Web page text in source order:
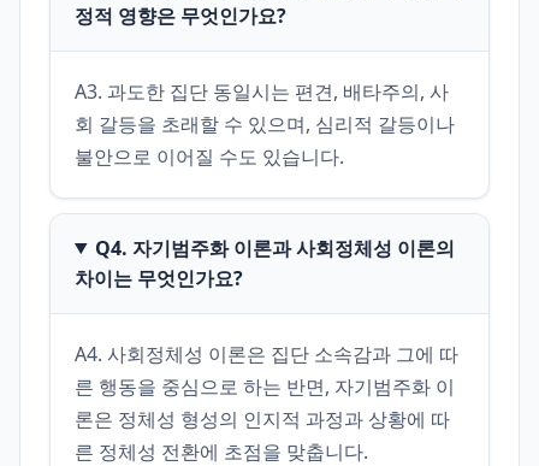
정적 영향은 무엇인가요?
A3. 과도한 집단 동일시는 편견, 배타주의, 사
회 갈등을 초래할 수 있으며, 심리적 갈등이나
불안으로 이어질 수도 있습니다.
Q4. 자기범주화 이론과 사회정체성 이론의
차이는 무엇인가요?
A4. 사회정체성 이론은 집단 소속감과 그에 따
른 행동을 중심으로 하는 반면, 자기범주화 이
론은 정체성 형성의 인지적 과정과 상황에 따
른 정체성 전환에 초점을 맞춥니다.